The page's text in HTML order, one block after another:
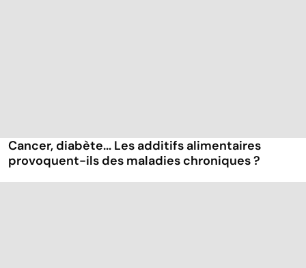
Cancer, diabète... Les additifs alimentaires
provoquent-ils des maladies chroniques ?